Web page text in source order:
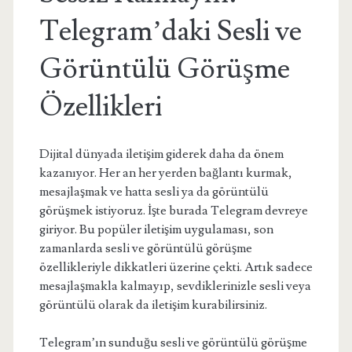
Telegram’daki Sesli ve
Görüntülü Görüşme
Özellikleri
Dijital dünyada iletişim giderek daha da önem
kazanıyor. Her an her yerden bağlantı kurmak,
mesajlaşmak ve hatta sesli ya da görüntülü
görüşmek istiyoruz. İşte burada Telegram devreye
giriyor. Bu popüler iletişim uygulaması, son
zamanlarda sesli ve görüntülü görüşme
özellikleriyle dikkatleri üzerine çekti. Artık sadece
mesajlaşmakla kalmayıp, sevdiklerinizle sesli veya
görüntülü olarak da iletişim kurabilirsiniz.
Telegram’ın sunduğu sesli ve görüntülü görüşme